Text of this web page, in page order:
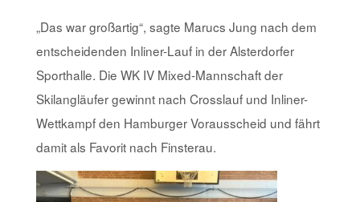
„Das war großartig“, sagte Marucs Jung nach dem
entscheidenden Inliner-Lauf in der Alsterdorfer
Sporthalle. Die WK IV Mixed-Mannschaft der
Skilangläufer gewinnt nach Crosslauf und Inliner-
Wettkampf den Hamburger Vorausscheid und fährt
damit als Favorit nach Finsterau.